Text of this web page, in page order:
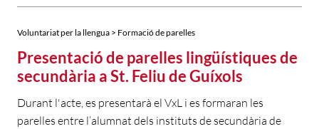
Voluntariat per la llengua > Formació de parelles
Presentació de parelles lingüístiques de
secundària a St. Feliu de Guíxols
Durant l'acte, es presentarà el VxL i es formaran les
parelles entre l’alumnat dels instituts de secundària de